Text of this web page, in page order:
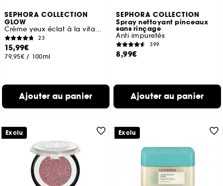
SEPHORA COLLECTION
GLOW
Crème yeux éclat à la vitamine C et à l'acide hyaluronique
23
15,99€
79,95€ / 100ml
Ajouter au panier
SEPHORA COLLECTION
Spray nettoyant pinceaux
sans rinçage
Anti impuretés
399
8,99€
Ajouter au panier
Exclu Exclu